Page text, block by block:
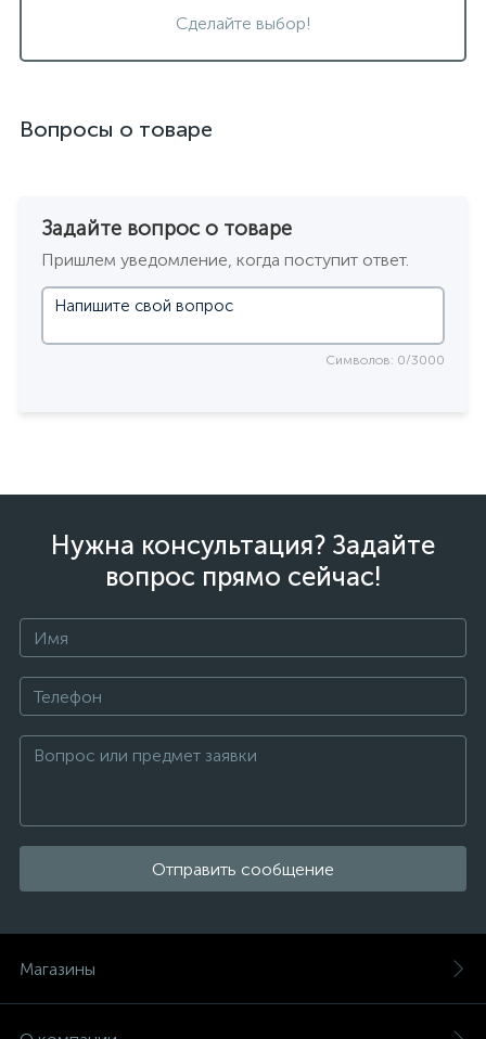
Сделайте выбор!
Вопросы о товаре
Задайте вопрос о товаре
Пришлем уведомление, когда поступит ответ.
Символов: 0/3000
Нужна консультация? Задайте
вопрос прямо сейчас!
Отправить сообщение
Магазины